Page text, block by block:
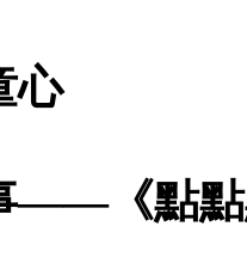
心
——《點